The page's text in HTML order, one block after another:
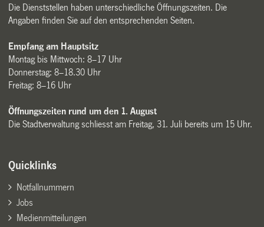
Die Dienststellen haben unterschiedliche Öffnungszeiten. Die
Angaben finden Sie auf den entsprechenden Seiten.
Empfang am Hauptsitz
Montag bis Mittwoch: 8–17 Uhr
Donnerstag: 8–18.30 Uhr
Freitag: 8–16 Uhr
Öffnungszeiten rund um den 1. August
Die Stadtverwaltung schliesst am Freitag, 31. Juli bereits um 15 Uhr.
Quicklinks
Notfallnummern
Jobs
Medienmitteilungen